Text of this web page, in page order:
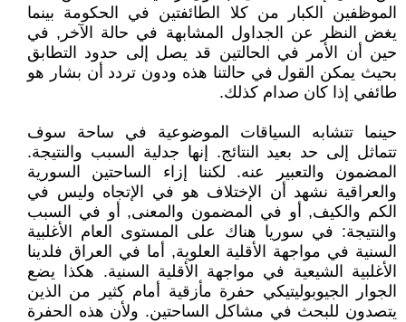
الموظفين الكبار من كلا الطائفتين في الحكومة بينما
يغض النظر عن الجداول المشابهة في حالة الآخر, في
حين أن الأمر في الحالتين قد يصل إلى حدود التطابق
بحيث يمكن القول في حالتنا هذه ودون تردد أن بشار هو
طائفي إذا كان صدام كذلك.
حينما تتشابه السياقات الموضوعية في ساحة سوف
تتماثل إلى حد بعيد النتائج. إنها جدلية السبب والنتيجة.
المضمون والتعبير عنه. لكننا إزاء الساحتين السورية
والعراقية نشهد أن الإختلاف هو في الإتجاه وليس في
الكم والكيف, أو في المضمون والمعنى, أو في السبب
والنتيجة: في سوريا هناك على المستوى العام الأغلبية
السنية في مواجهة الأقلية العلوية, أما في العراق فلدينا
الأغلبية الشيعية في مواجهة الأقلية السنية. هكذا يضع
الجوار الجيوبوليتيكي حفرة مأزقية أمام كثير من الذين
يتصدون للبحث في مشاكل الساحتين. ولأن هذه الحفرة